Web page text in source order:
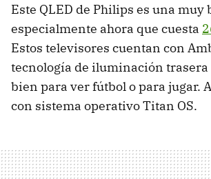
Este QLED de Philips es una muy
especialmente ahora que cuesta
Estos televisores cuentan con
tecnología de iluminación trasera
bien para ver fútbol o para jugar.
con sistema operativo Titan OS.